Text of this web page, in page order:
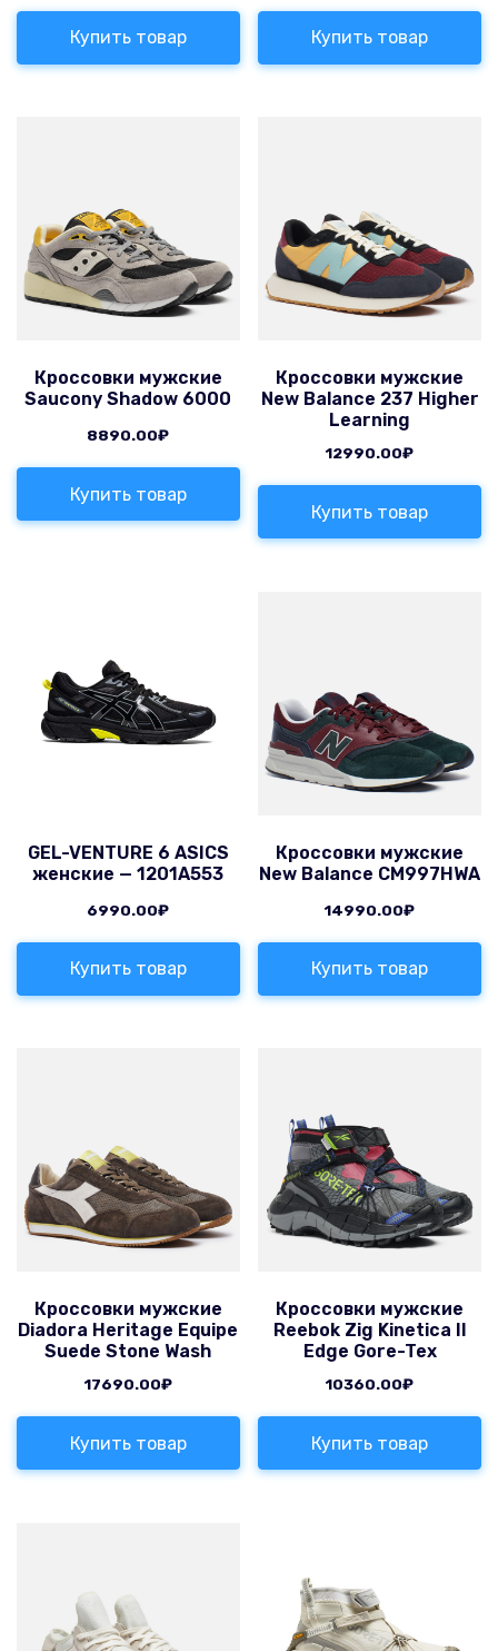
Купить товар Купить товар
Кроссовки мужские
Saucony Shadow 6000
8890.00₽
Купить товар
Кроссовки мужские
New Balance 237 Higher
Learning
12990.00₽
Купить товар
GEL-VENTURE 6 ASICS
женские — 1201A553
6990.00₽
Купить товар
Кроссовки мужские
New Balance CM997HWA
14990.00₽
Купить товар
Кроссовки мужские
Diadora Heritage Equipe
Suede Stone Wash
17690.00₽
Купить товар
Кроссовки мужские
Reebok Zig Kinetica II
Edge Gore-Tex
10360.00₽
Купить товар